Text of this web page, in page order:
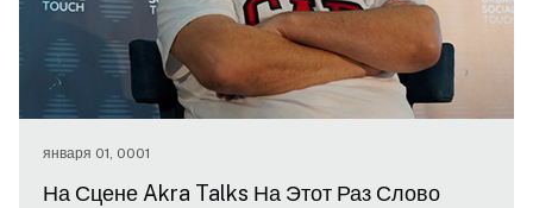
января 01, 0001
На Сцене Akra Talks На Этот Раз Слово